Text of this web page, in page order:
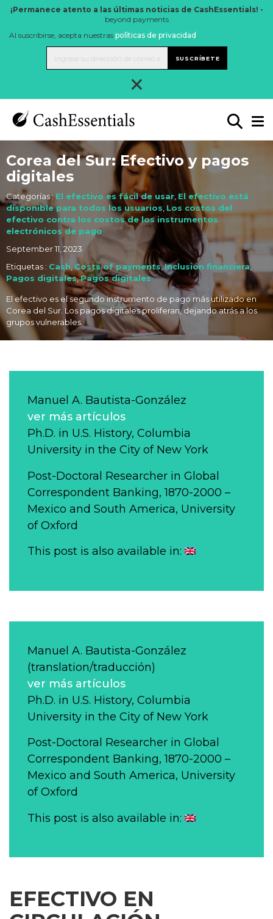
¡Permanece atento a las últimas noticias de CashEssentials! -
beyond payments
Al suscribirse, acepta nuestras políticas de privacidad .
SUSCRÍBETE
×
Corea del Sur: Efectivo y pagos
digitales
Categorías :El efectivo es fácil de usar El efectivo está
disponible para todos los usuarios Los costos del
efectivo contra los costos de los instrumentos
electrónicos de pago
September 11, 2023
Etiquetas : Cash, Costs of payments,Inclusión financiera,
Pagos digitales,Pagos digitales
El efectivo es el segundo instrumento de pago más utilizado en
Corea del Sur. Los pagos digitales proliferan, dejando atrás a los
grupos vulnerables.
Manuel A. Bautista-González
ver más artículos
Ph.D. in U.S. History, Columbia
University in the City of New York
Post-Doctoral Researcher in Global
Correspondent Banking, 1870-2000 –
Mexico and South America, University
of Oxford
This post is also available in:
Manuel A. Bautista-González
(translation/traducción)
ver más artículos
Ph.D. in U.S. History, Columbia
University in the City of New York
Post-Doctoral Researcher in Global
Correspondent Banking, 1870-2000 –
Mexico and South America, University
of Oxford
This post is also available in:
EFECTIVO EN